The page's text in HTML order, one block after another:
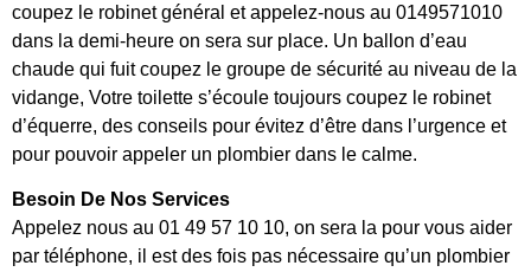
coupez le robinet général et appelez-nous au 0149571010
dans la demi-heure on sera sur place. Un ballon d’eau
chaude qui fuit coupez le groupe de sécurité au niveau de la
vidange, Votre toilette s’écoule toujours coupez le robinet
d’équerre, des conseils pour évitez d’être dans l’urgence et
pour pouvoir appeler un plombier dans le calme.
Besoin De Nos Services
Appelez nous au 01 49 57 10 10, on sera la pour vous aider
par téléphone, il est des fois pas nécessaire qu’un plombier